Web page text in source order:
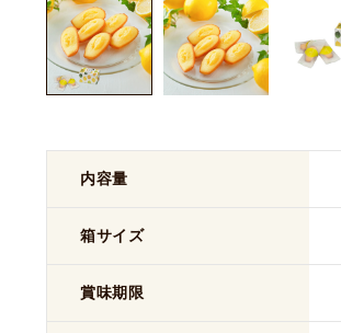
内容量
箱サイズ
賞味期限